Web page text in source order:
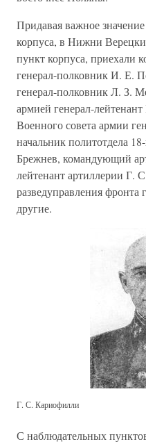
Придавая важное
корпуса, в Нижни
пункт корпуса,
генерал-полковник И. Е.
генерал-полковник Л. З.
армией генерал-
Военного совета армии
начальник политотдела
Брежнев, командующий
лейтенант артиллерии Г.
разведуправления
другие.
Г. С. Кариофилли
С наблюдательных